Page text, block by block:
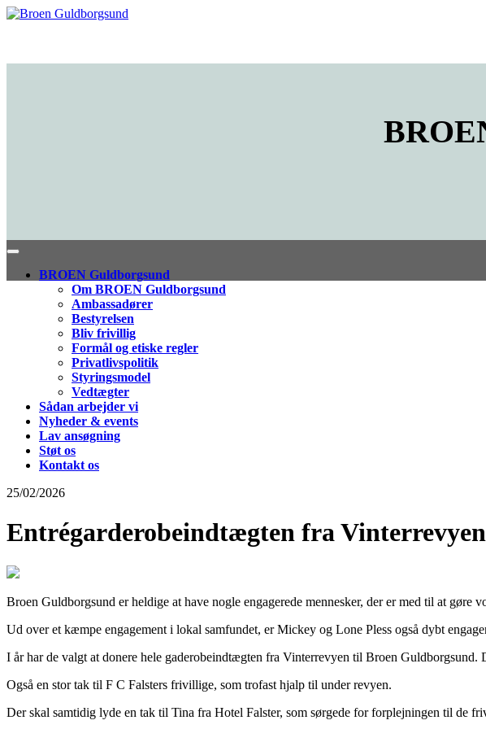
BROEN Guldborgsund
Om BROEN Guldborgsund
Ambassadører
Bestyrelsen
Bliv frivillig
Formål og etiske regler
Privatlivspolitik
Styringsmodel
Vedtægter
Sådan arbejder vi
Nyheder & events
Lav ansøgning
Støt os
Kontakt os
25/02/2026
Entrégarderobeindtægten fra
Broen Guldborgsund er heldige at have nogle engagerede mennesker, der er med til at gøre
Ud over et kæmpe engagement i lokal samfundet, er Mickey og Lone Pless også dybt
I år har de valgt at donere hele gaderobeindtægten fra Vinterrevyen til Broen
Også en stor tak til F C Falsters frivillige, som trofast hjalp til under revyen.
Der skal samtidig lyde en tak til Tina fra Hotel Falster, som sørgede for forplejningen til de